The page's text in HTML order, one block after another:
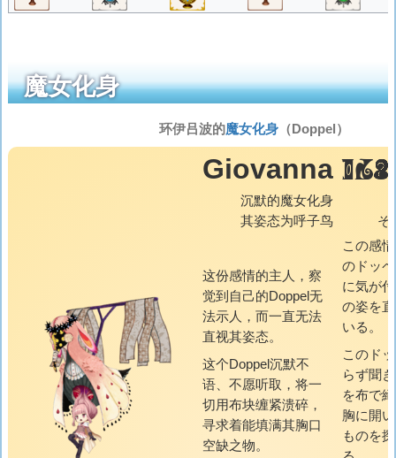
魔女化身
环伊吕波的魔女化身 （Doppel）
Giovanna
沉默的魔女化身
其姿态为呼子鸟
そ
这份感情的主人，察
觉到自己的Doppel无
法示人，而一直无法
直视其姿态。
这个Doppel沉默不
语、不愿听取，将一
切用布块缠紧溃碎，
寻求着能填满其胸口
空缺之物。
この感
のドッ
に気が
の姿を
いる。
このド
らず聞
を布で
胸に開
ものを